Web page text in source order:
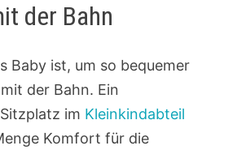
der Bahn
Baby ist, um so bequemer
der Bahn. Ein
im Kleinkindabteil
Komfort für die